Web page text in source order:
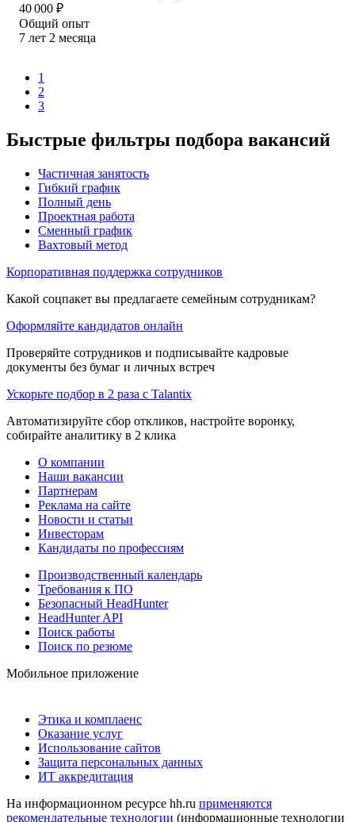
40 000 ₽
Общий опыт
7 лет 2 месяца
1
2
3
Быстрые фильтры подбора вакансий
Частичная занятость
Гибкий график
Полный день
Проектная работа
Сменный график
Вахтовый метод
Корпоративная поддержка сотрудников
Какой соцпакет вы предлагаете семейным сотрудникам?
Оформляйте кандидатов онлайн
Проверяйте сотрудников и подписывайте кадровые
документы без бумаг и личных встреч
Ускорьте подбор в 2 раза с Talantix
Автоматизируйте сбор откликов, настройте воронку,
собирайте аналитику в 2 клика
О компании
Наши вакансии
Партнерам
Реклама на сайте
Новости и статьи
Инвесторам
Кандидаты по профессиям
Производственный календарь
Требования к ПО
Безопасный HeadHunter
HeadHunter API
Поиск работы
Поиск по резюме
Мобильное приложение
Этика и комплаенс
Оказание услуг
Использование сайтов
Защита персональных данных
ИТ аккредитация
На информационном ресурсе hh.ru применяются
рекомендательные технологии (информационные технологии